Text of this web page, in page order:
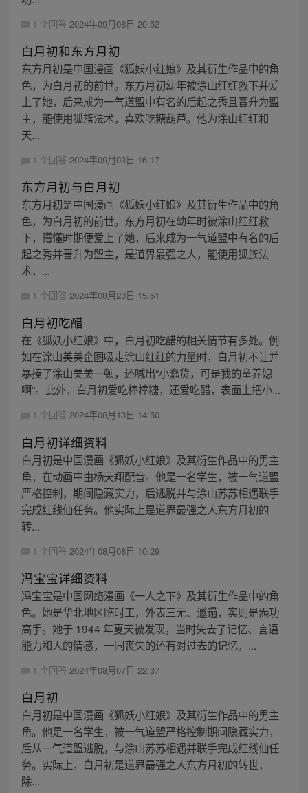
1 个回答 2024年09月08日 20:52
白月初和东方月初
东方月初是中国漫画《狐妖小红娘》及其衍生作品中的角
色，为白月初的前世。东方月初幼年被涂山红红救下并爱
上了她，后来成为一气道盟中有名的后起之秀且晋升为盟
主，能使用狐族法术，喜欢吃糖葫芦。他为涂山红红和
天...
1 个回答 2024年09月03日 16:17
东方月初与白月初
东方月初是中国漫画《狐妖小红娘》及其衍生作品中的角
色，为白月初的前世。东方月初在幼年时被涂山红红救
下，懵懂时期便爱上了她，后来成为一气道盟中有名的后
起之秀并晋升为盟主，是道界最强之人，能使用狐族法
术，...
1 个回答 2024年08月23日 15:51
白月初吃醋
在《狐妖小红娘》中，白月初吃醋的相关情节有多处。例
如在涂山美美企图吸走涂山红红的力量时，白月初不让并
暴揍了涂山美美一顿，还喊出“小蠢货，可是我的童养媳
啊”。此外，白月初爱吃棒棒糖，还爱吃醋，表面上把小...
1 个回答 2024年08月13日 14:50
白月初详细资料
白月初是中国漫画《狐妖小红娘》及其衍生作品中的男主
角，在动画中由杨天翔配音。他是一名学生，被一气道盟
严格控制，期间隐藏实力，后逃脱并与涂山苏苏相遇联手
完成红线仙任务。他实际上是道界最强之人东方月初的
转...
1 个回答 2024年08月08日 10:29
冯宝宝详细资料
冯宝宝是中国网络漫画《一人之下》及其衍生作品中的角
色。她是华北地区临时工，外表三无、邋遢，实则是炁功
高手。她于 1944 年夏天被发现，当时失去了记忆、言语
能力和人的情感，一同丧失的还有对过去的记忆，...
1 个回答 2024年08月07日 22:37
白月初
白月初是中国漫画《狐妖小红娘》及其衍生作品中的男主
角。他是一名学生，被一气道盟严格控制期间隐藏实力，
后从一气道盟逃脱，与涂山苏苏相遇并联手完成红线仙任
务。实际上，白月初是道界最强之人东方月初的转世，
除...